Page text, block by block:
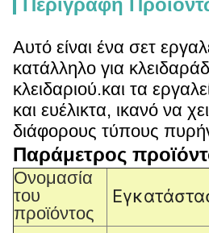
Περιγραφή
Αυτό είναι ένα σετ
κατάλληλο για
κλειδαριού.και τα
και ευέλικτα, ικανό να
διάφορους τύπους
Παράμετρος
Ονομασία
του
προϊόντος